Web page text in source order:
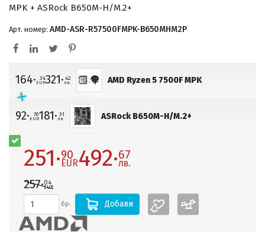
MPK + ASRock B650M-H/M.2+
Арт. номер: AMD-ASR-R57500FMPK-B650MHM2P
164· 34
EUR321· 42
лв. AMD Ryzen 5 7500F MPK
92· 70
EUR181· 31
лв. ASRock B650M-H/M.2+
251·90
EUR492·67
лв.
257·04
EUR
бр. Добави